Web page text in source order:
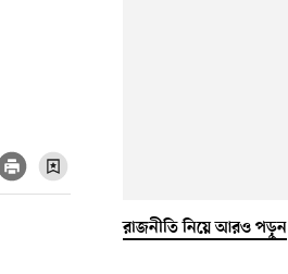
রাজনীতি নিয়ে আরও পড়ুন